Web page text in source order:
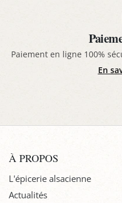
Paiement en ligne 100%
En
À PROPOS
L'épicerie alsacienne
Actualités